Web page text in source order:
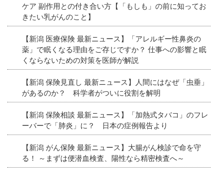
ケア 副作用との付き合い方【「もしも」の前に知ってお
きたい乳がんのこと】
【新潟 医療保険 最新ニュース】「アレルギー性鼻炎の
薬」で眠くなる理由をご存じですか？ 仕事への影響と眠
くならないための対策を医師が解説
【新潟 保険見直し 最新ニュース】人間にはなぜ「虫垂」
があるのか？ 科学者がついに役割を解明
【新潟 保険相談 最新ニュース】「加熱式タバコ」のフレ
ーバーで「肺炎」に？ 日本の症例報告より
【新潟 がん保険 最新ニュース】大腸がん検診で命を守
る！ ～まずは便潜血検査、陽性なら精密検査へ～